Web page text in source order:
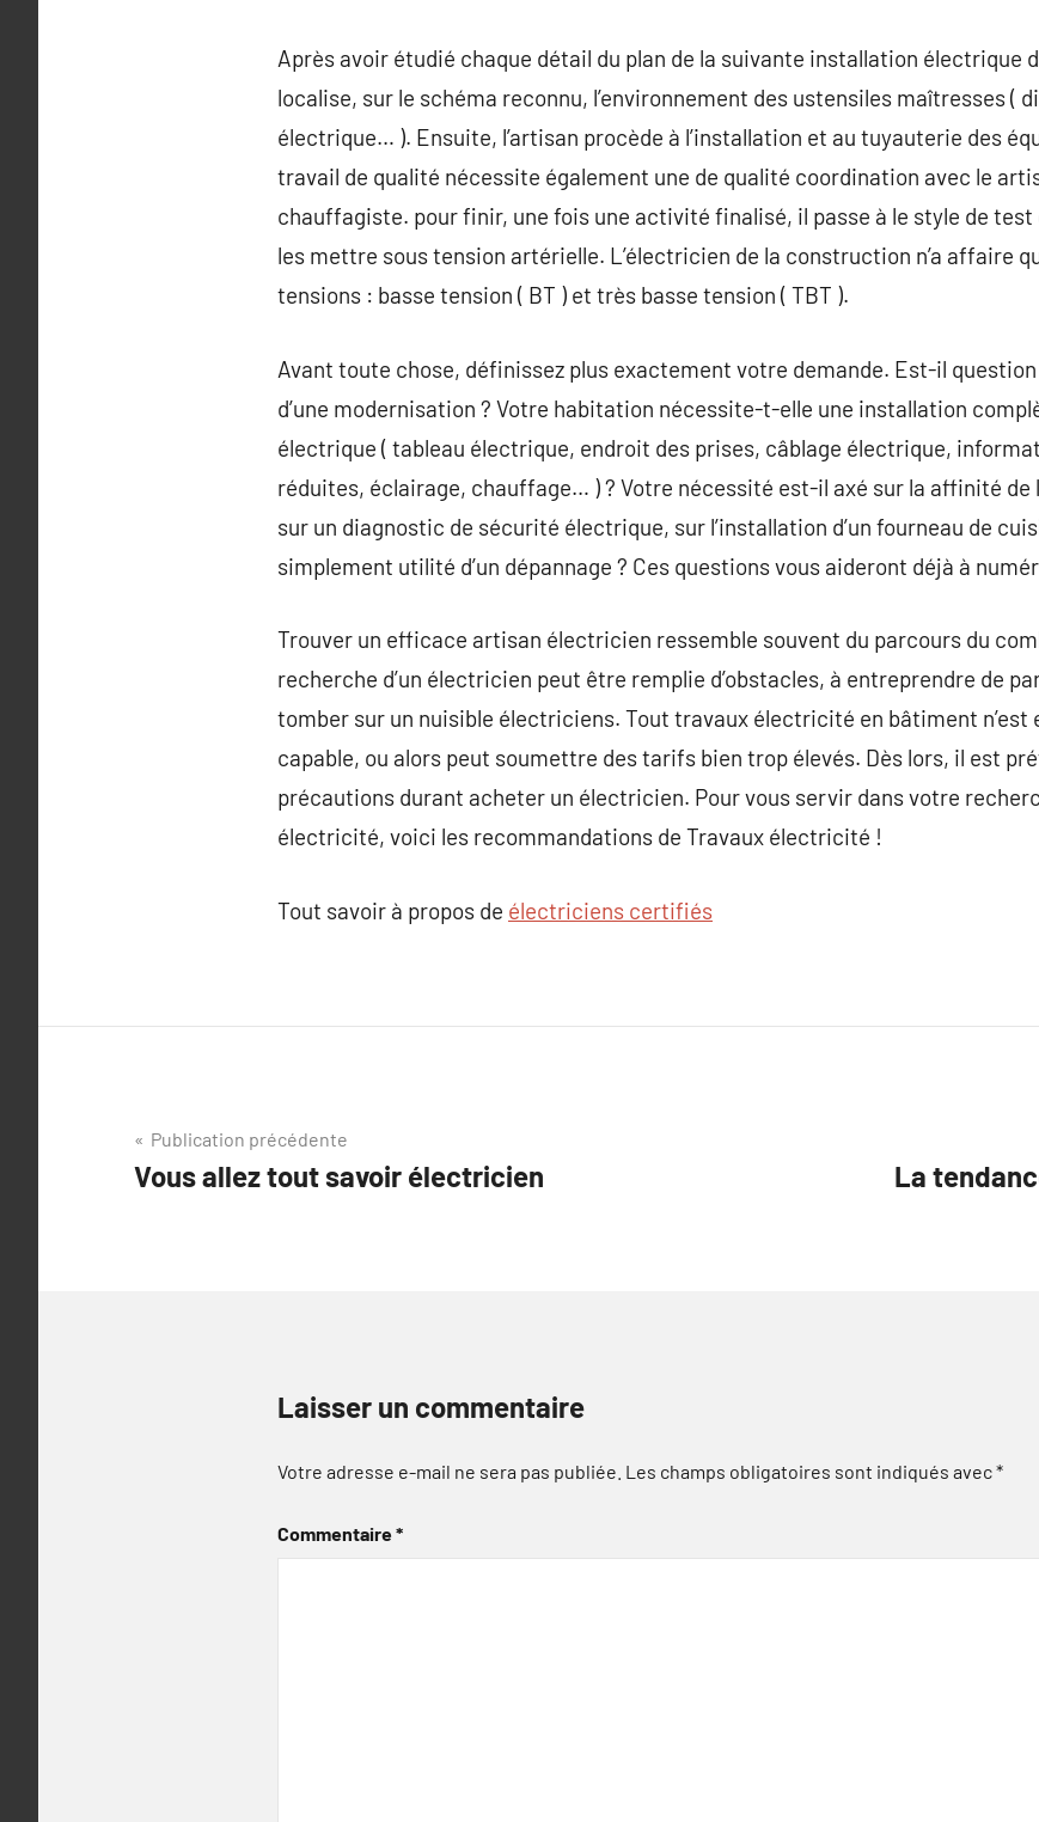
Après avoir étudié chaque détail du plan de la suivante installation électrique
localise, sur le schéma reconnu, l’environnement des ustensiles maîtresses (
électrique… ). Ensuite, l’artisan procède à l’installation et au tuyauterie des
travail de qualité nécessite également une de qualité coordination avec le
chauffagiste. pour finir, une fois une activité finalisé, il passe à le style de
les mettre sous tension artérielle. L’électricien de la construction n’a affaire
tensions : basse tension ( BT ) et très basse tension ( TBT ).
Avant toute chose, définissez plus exactement votre demande. Est-il
d’une modernisation ? Votre habitation nécessite-t-elle une installation
électrique ( tableau électrique, endroit des prises, câblage électrique,
réduites, éclairage, chauffage… ) ? Votre nécessité est-il axé sur la affinité de
sur un diagnostic de sécurité électrique, sur l’installation d’un fourneau de
simplement utilité d’un dépannage ? Ces questions vous aideront déjà à
Trouver un efficace artisan électricien ressemble souvent du parcours du
recherche d’un électricien peut être remplie d’obstacles, à entreprendre de
tomber sur un nuisible électriciens. Tout travaux électricité en bâtiment
capable, ou alors peut soumettre des tarifs bien trop élevés. Dès lors, il est
précautions durant acheter un électricien. Pour vous servir dans votre
électricité, voici les recommandations de Travaux électricité !
Tout savoir à propos de électriciens certifiés
Navigation
de
Publication précédente
Vous allez tout savoir électricien La
Laisser un commentaire
Votre adresse e-mail ne sera pas publiée. Les champs obligatoires sont indiqués avec*
Commentaire*